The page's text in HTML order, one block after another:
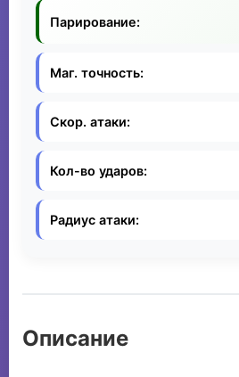
Парирование:
Маг. точность:
Скор. атаки:
Кол-во ударов:
Радиус атаки:
Описание